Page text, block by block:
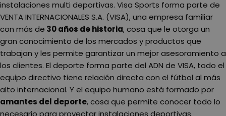
instalaciones multi deportivas. Visa Sports forma parte de
VENTA INTERNACIONALES S.A. (VISA), una empresa familiar
con más de 30 años de historia, cosa que le otorga un
gran conocimiento de los mercados y productos que
trabajan y les permite garantizar un mejor asesoramiento a
los clientes. El deporte forma parte del ADN de VISA, todo el
equipo directivo tiene relación directa con el fútbol al más
alto internacional. Y el equipo humano está formado por
amantes del deporte, cosa que permite conocer todo lo
necesario para proyectar instalaciones deportivas